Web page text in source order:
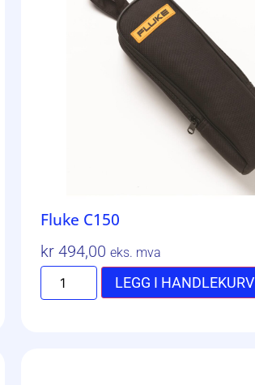
Fluke C150
kr 494,00 eks. mva
LEGG I HANDLEKURV